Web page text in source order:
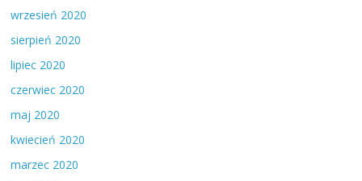
wrzesień 2020
sierpień 2020
lipiec 2020
czerwiec 2020
maj 2020
kwiecień 2020
marzec 2020